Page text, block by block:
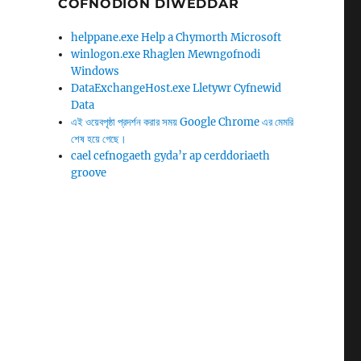
COFNODION DIWEDDAR
helppane.exe Help a Chymorth Microsoft
winlogon.exe Rhaglen Mewngofnodi
Windows
DataExchangeHost.exe Lletywr Cyfnewid
Data
এই ওয়েবপৃষ্ঠা প্রদর্শন করার সময় Google Chrome এর মেমরি
শেষ হয়ে গেছে।
cael cefnogaeth gyda’r ap cerddoriaeth
groove